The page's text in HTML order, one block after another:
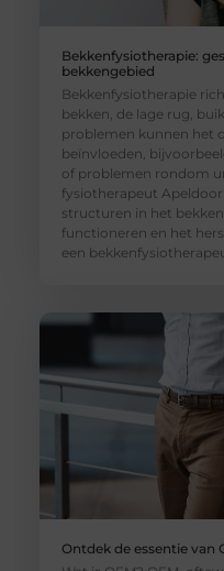
Bekkenfysiotherapie:
bekkengebied
Bekkenfysiotherapie
bekken, de lage rug,
problemen kunnen het
beïnvloeden,
of problemen rondom
fysiotherapeut
structuren in het
functioneren en het
een
Ontdek de essentie van